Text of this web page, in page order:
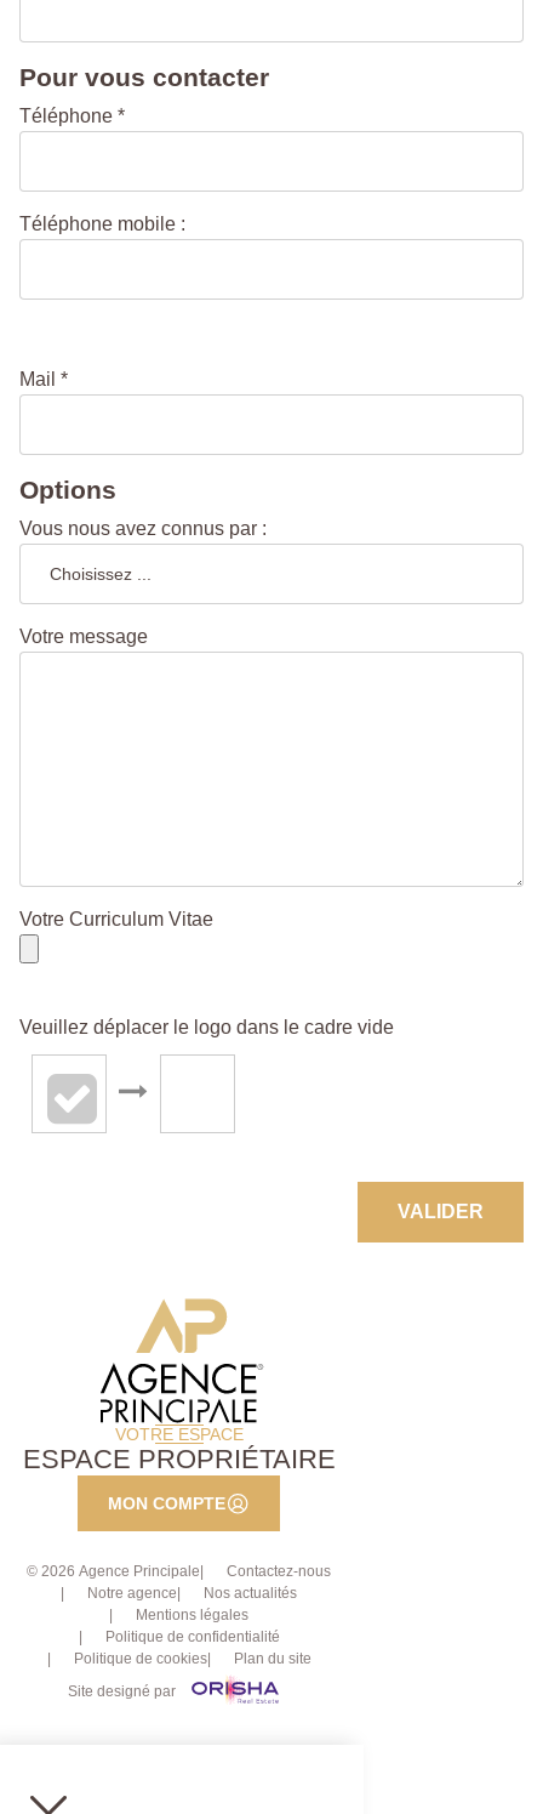
Pour vous contacter
Téléphone *
Téléphone mobile :
Mail *
Options
Vous nous avez connus par :
Votre message
Votre Curriculum Vitae
Veuillez déplacer le logo dans le cadre vide
VALIDER
VOTRE ESPACE
ESPACE PROPRIÉTAIRE
MON COMPTE
© 2026 Agence Principale
Contactez-nous
Notre agence
Nos actualités
Mentions légales
Politique de confidentialité
Politique de cookies
Plan du site
Site designé par